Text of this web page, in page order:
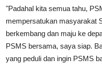
"Padahal kita semua tahu,
mempersatukan masyarakat
berkembang dan maju ke
PSMS bersama, saya siap.
yang peduli dan ingin PSMS